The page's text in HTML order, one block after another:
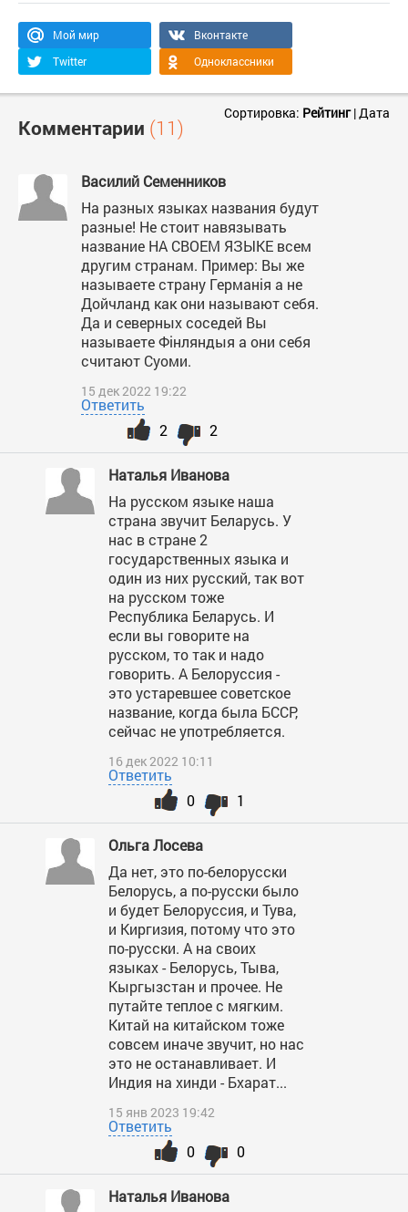
Мой мир
Вконтакте
Twitter
Одноклассники
Комментарии (11)
Сортировка: Рейтинг|Дата
Василий Семенников
На разных языках названия будут
разные! Не стоит навязывать
название НА СВОЕМ ЯЗЫКЕ всем
другим странам. Пример: Вы же
называете страну Германія а не
Дойчланд как они называют себя.
Да и северных соседей Вы
называете Фінляндыя а они себя
считают Суоми.
15 дек 2022 19:22
Ответить
2
2
Наталья Иванова
На русском языке наша
страна звучит Беларусь. У
нас в стране 2
государственных языка и
один из них русский, так вот
на русском тоже
Республика Беларусь. И
если вы говорите на
русском, то так и надо
говорить. А Белоруссия -
это устаревшее советское
название, когда была БССР,
сейчас не употребляется.
16 дек 2022 10:11
Ответить
1
0
Ольга Лосева
Да нет, это по-белорусски
Белорусь, а по-русски было
и будет Белоруссия, и Тува,
и Киргизия, потому что это
по-русски. А на своих
языках - Белорусь, Тыва,
Кыргызстан и прочее. Не
путайте теплое с мягким.
Китай на китайском тоже
совсем иначе звучит, но нас
это не останавливает. И
Индия на хинди - Бхарат...
15 янв 2023 19:42
Ответить
0
0
Наталья Иванова